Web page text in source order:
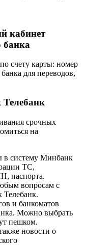
кабинет
банка
счету карты: номер
для переводов,
срочных
на
в систему Минбанк
ТС,
паспорта.
вопросам с
Телебанк.
и банкоматов
Можно выбрать
пешком.
новости о